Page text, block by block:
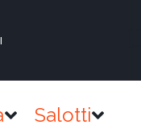
Salotti